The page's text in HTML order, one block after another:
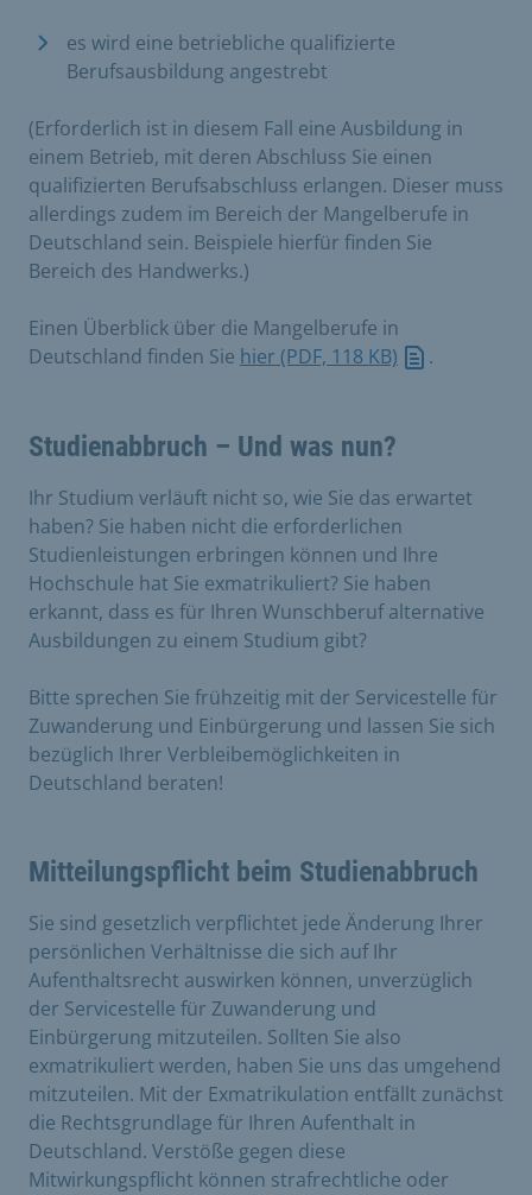
es wird eine betriebliche qualifizierte
Berufsausbildung angestrebt
(Erforderlich ist in diesem Fall eine Ausbildung in
einem Betrieb, mit deren Abschluss Sie einen
qualifizierten Berufsabschluss erlangen. Dieser muss
allerdings zudem im Bereich der Mangelberufe in
Deutschland sein. Beispiele hierfür finden Sie
Bereich des Handwerks.)
Einen Überblick über die Mangelberufe in
Deutschland finden Sie hier (PDF, 118 KB) .
Studienabbruch – Und was nun?
Ihr Studium verläuft nicht so, wie Sie das erwartet
haben? Sie haben nicht die erforderlichen
Studienleistungen erbringen können und Ihre
Hochschule hat Sie exmatrikuliert? Sie haben
erkannt, dass es für Ihren Wunschberuf alternative
Ausbildungen zu einem Studium gibt?
Bitte sprechen Sie frühzeitig mit der Servicestelle für
Zuwanderung und Einbürgerung und lassen Sie sich
bezüglich Ihrer Verbleibemöglichkeiten in
Deutschland beraten!
Mitteilungspflicht beim Studienabbruch
Sie sind gesetzlich verpflichtet jede Änderung Ihrer
persönlichen Verhältnisse die sich auf Ihr
Aufenthaltsrecht auswirken können, unverzüglich
der Servicestelle für Zuwanderung und
Einbürgerung mitzuteilen. Sollten Sie also
exmatrikuliert werden, haben Sie uns das umgehend
mitzuteilen. Mit der Exmatrikulation entfällt zunächst
die Rechtsgrundlage für Ihren Aufenthalt in
Deutschland. Verstöße gegen diese
Mitwirkungspflicht können strafrechtliche oder